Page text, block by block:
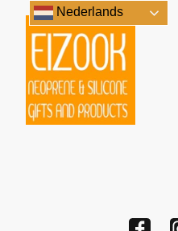
Nederlands